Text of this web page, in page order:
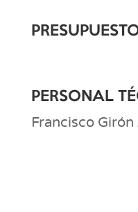
PERSONAL
Francisco Girón